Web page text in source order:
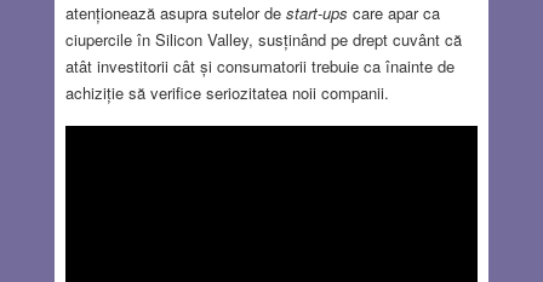
atenționează asupra sutelor de start-ups care apar ca
ciupercile în Silicon Valley, susținând pe drept cuvânt că
atât investitorii cât și consumatorii trebuie ca înainte de
achiziție să verifice seriozitatea noii companii.